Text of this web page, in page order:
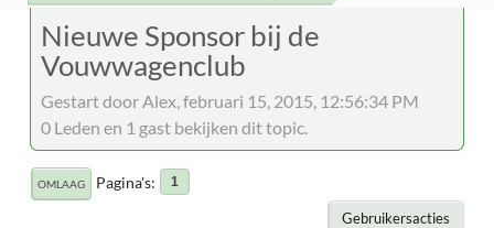
Nieuwe Sponsor bij de
Vouwwagenclub
Gestart door Alex, februari 15, 2015, 12:56:34 PM
0 Leden en 1 gast bekijken dit topic.
OMLAAG Pagina's 1
Gebruikersacties